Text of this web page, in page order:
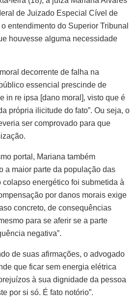
de Juizado Especial Cível de
entendimento do Superior Tribunal
houvesse alguma necessidade
decorrente de falha na
essencial prescinde de
in re ipsa [dano moral], visto que é
própria ilicitude do fato”. Ou seja, o
ser comprovado para que
portal, Mariana também
a maior parte da população das
energético foi submetida à
por danos morais exige
concreto, de consequências
para se aferir se a parte
negativa”.
de suas afirmações, o advogado
que ficar sem energia elétrica
à sua dignidade da pessoa
por si só. É fato notório”.